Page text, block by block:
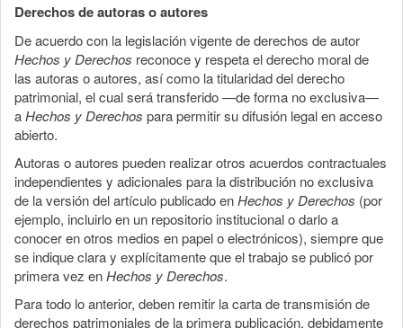
Derechos de autoras o autores
De acuerdo con la legislación vigente de derechos de autor
Hechos y Derechos reconoce y respeta el derecho moral de
las autoras o autores, así como la titularidad del derecho
patrimonial, el cual será transferido —de forma no exclusiva—
aHechos y Derechos para permitir su difusión legal en acceso
abierto.
Autoras o autores pueden realizar otros acuerdos contractuales
independientes y adicionales para la distribución no exclusiva
de la versión del artículo publicado enHechos y Derechos (por
ejemplo, incluirlo en un repositorio institucional o darlo a
conocer en otros medios en papel o electrónicos), siempre que
se indique clara y explícitamente que el trabajo se publicó por
primera vez enHechos y Derechos.
Para todo lo anterior, deben remitir la carta de transmisión de
derechos patrimoniales de la primera publicación, debidamente